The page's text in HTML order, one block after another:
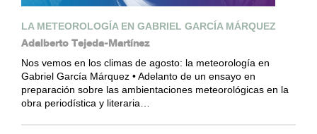
LA METEOROLOGÍA EN GABRIEL GARCÍA MÁRQUEZ
Adalberto Tejeda-Martínez
Nos vemos en los climas de agosto: la meteorología en
Gabriel García Márquez • Adelanto de un ensayo en
preparación sobre las ambientaciones meteorológicas en la
obra periodística y literaria…